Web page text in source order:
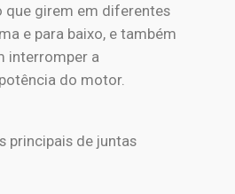
que girem em diferentes
e para baixo, e também
interromper a
do motor.
principais de juntas